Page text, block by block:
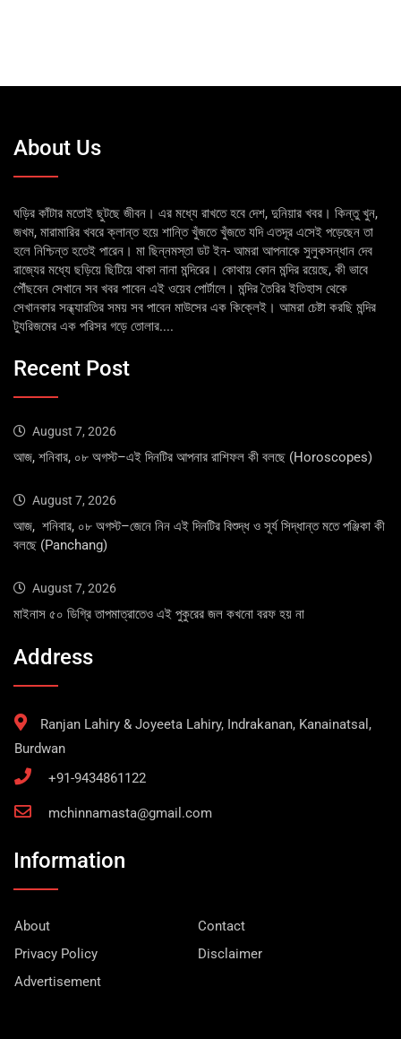
About Us
ঘড়ির কাঁটার মতোই ছুটছে জীবন। এর মধ্যে রাখতে হবে দেশ, দুনিয়ার খবর। কিন্তু খুন,
জখম, মারামারির খবরে ক্লান্ত হয়ে শান্তি খুঁজতে খুঁজতে যদি এতদূর এসেই পড়েছেন তা
হলে নিশ্চিন্ত হতেই পারেন। মা ছিন্নমস্তা ডট ইন- আমরা আপনাকে সুলুকসন্ধান দেব
রাজ্যের মধ্যে ছড়িয়ে ছিটিয়ে থাকা নানা মন্দিরের। কোথায় কোন মন্দির রয়েছে, কী ভাবে
পৌঁছবেন সেখানে সব খবর পাবেন এই ওয়েব পোর্টালে। মন্দির তৈরির ইতিহাস থেকে
সেখানকার সন্ধ্যারতির সময় সব পাবেন মাউসের এক কিক্লেই। আমরা চেষ্টা করছি মন্দির
ট্যুরিজমের এক পরিসর গড়ে তোলার....
Recent Post
August 7, 2026
আজ, শনিবার, ০৮ অগস্ট–এই দিনটির আপনার রাশিফল কী বলছে (Horoscopes)
August 7, 2026
আজ, শনিবার, ০৮ অগস্ট–জেনে নিন এই দিনটির বিশুদ্ধ ও সূর্য সিদ্ধান্ত মতে পঞ্জিকা কী
বলছে (Panchang)
August 7, 2026
মাইনাস ৫০ ডিগ্রি তাপমাত্রাতেও এই পুকুরের জল কখনো বরফ হয় না
Address
Ranjan Lahiry & Joyeeta Lahiry, Indrakanan, Kanainatsal,
Burdwan
+91-9434861122
mchinnamasta@gmail.com
Information
About
Contact
Privacy Policy
Disclaimer
Advertisement